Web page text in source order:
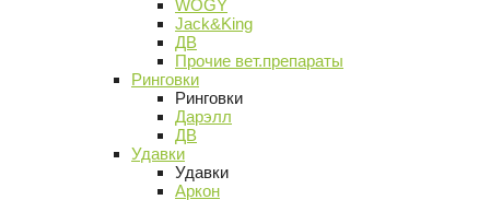
WOGY
Jack&King
ДВ
Прочие вет.препараты
Ринговки
Ринговки
Дарэлл
ДВ
Удавки
Удавки
Аркон